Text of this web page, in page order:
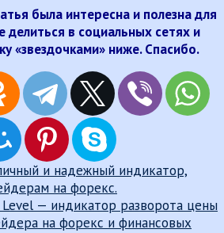
была интересна и полезна для
делиться в социальных сетях и
«звездочками» ниже. Спасибо.
и надежный индикатор,
на форекс.
— индикатор разворота цены
на форекс и финансовых